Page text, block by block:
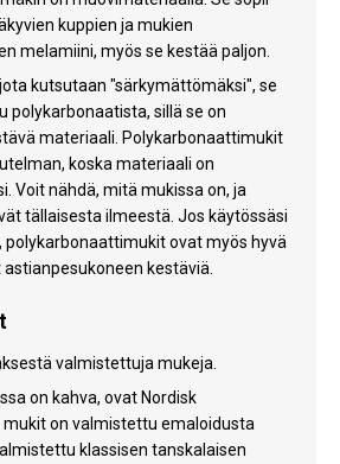
kuppien ja mukien
melamiini, myös se kestää paljon.
kutsutaan "särkymättömäksi", se
polykarbonaatista, sillä se on
materiaali. Polykarbonaattimukit
koska materiaali on
Voit nähdä, mitä mukissa on, ja
tällaisesta ilmeestä. Jos käytössäsi
polykarbonaattimukit ovat myös hyvä
kestäviä.
valmistettuja mukeja.
on kahva, ovat Nordisk
mukit on valmistettu emaloidusta
klassisen tanskalaisen